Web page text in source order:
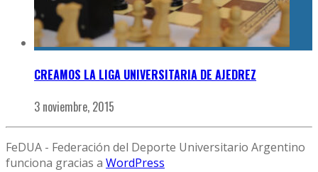
CREAMOS LA LIGA UNIVERSITARIA DE AJEDREZ
3 noviembre, 2015
FeDUA - Federación del Deporte Universitario Argentino
funciona gracias a WordPress